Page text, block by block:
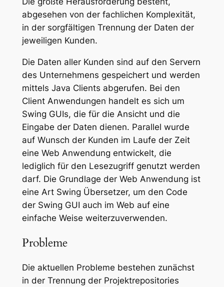
abgesehen von der fachlichen Komplexität,
in der sorgfältigen Trennung der Daten der
jeweiligen Kunden.
Die Daten aller Kunden sind auf den Servern
des Unternehmens gespeichert und werden
mittels Java Clients abgerufen. Bei den
Client Anwendungen handelt es sich um
Swing GUIs, die für die Ansicht und die
Eingabe der Daten dienen. Parallel wurde
auf Wunsch der Kunden im Laufe der Zeit
eine Web Anwendung entwickelt, die
lediglich für den Lesezugriff genutzt werden
darf. Die Grundlage der Web Anwendung ist
eine Art Swing Übersetzer, um den Code
der Swing GUI auch im Web auf eine
einfache Weise weiterzuverwenden.
Probleme
Die aktuellen Probleme bestehen zunächst
in der Trennung der Projektrepositories